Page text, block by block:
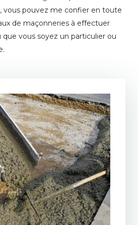
vous pouvez me confier en toute
de maçonneries à effectuer
que vous soyez un particulier ou